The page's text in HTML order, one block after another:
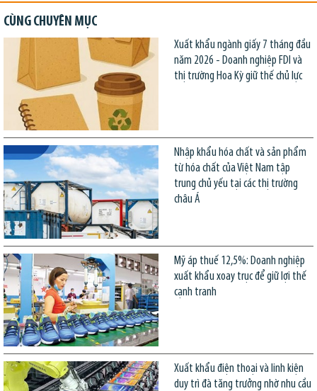
CÙNG CHUYÊN MỤC
Xuất khẩu ngành giấy 7 tháng đầu
năm 2026 - Doanh nghiệp FDI và
thị trường Hoa Kỳ giữ thế chủ lực
Nhập khẩu hóa chất và sản phẩm
từ hóa chất của Việt Nam tập
trung chủ yếu tại các thị trường
châu Á
Mỹ áp thuế 12,5%: Doanh nghiệp
xuất khẩu xoay trục để giữ lợi thế
cạnh tranh
Xuất khẩu điện thoại và linh kiện
duy trì đà tăng trưởng nhờ nhu cầu